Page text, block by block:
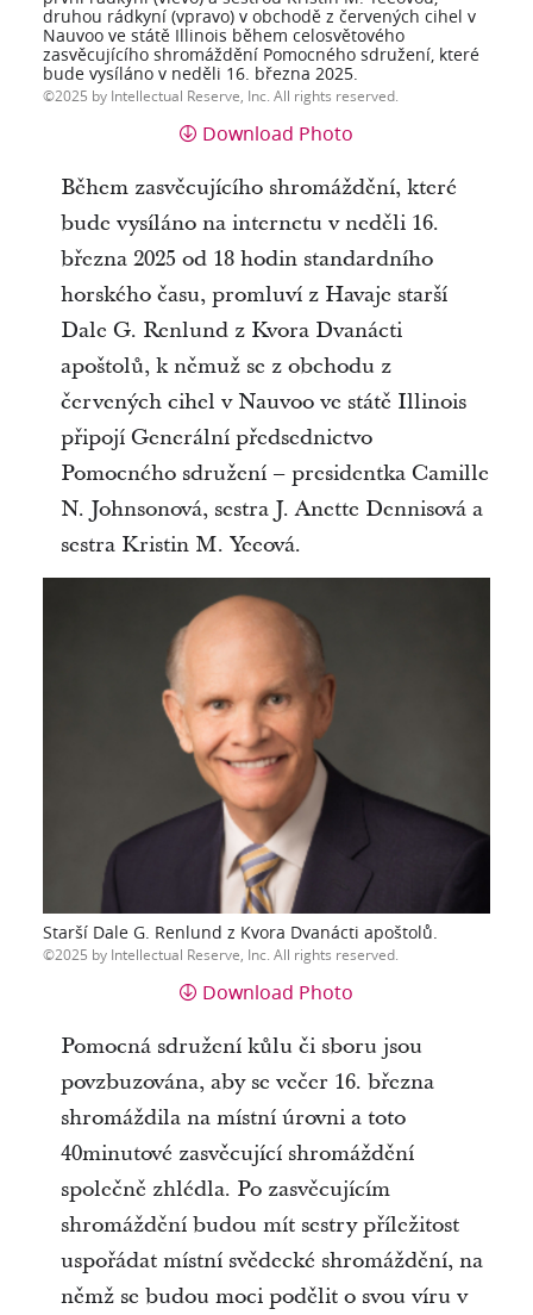
druhou rádkyní (vpravo) v obchodě z červených cihel v
Nauvoo ve státě Illinois během celosvětového
zasvěcujícího shromáždění Pomocného sdružení, které
bude vysíláno v neděli 16. března 2025.
2025 by Intellectual Reserve, Inc. All rights reserved.
Download Photo
Během zasvěcujícího shromáždění, které
bude vysíláno na internetu v neděli 16.
března 2025 od 18 hodin standardního
horského času, promluví z Havaje starší
Dale G. Renlund z Kvora Dvanácti
apoštolů, k němuž se z obchodu z
červených cihel v Nauvoo ve státě Illinois
připojí Generální předsednictvo
Pomocného sdružení – presidentka Camille
N. Johnsonová, sestra J. Anette Dennisová a
sestra Kristin M. Yeeová.
Starší Dale G. Renlund z Kvora Dvanácti apoštolů.
2025 by Intellectual Reserve, Inc. All rights reserved.
Download Photo
Pomocná sdružení kůlu či sboru jsou
povzbuzována, aby se večer 16. března
shromáždila na místní úrovni a toto
40minutové zasvěcující shromáždění
společně zhlédla. Po zasvěcujícím
shromáždění budou mít sestry příležitost
uspořádat místní svědecké shromáždění, na
němž se budou moci podělit o svou víru v